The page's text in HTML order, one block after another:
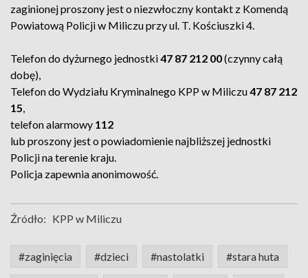
zaginionej proszony jest o niezwłoczny kontakt z Komendą
Powiatową Policji w Miliczu przy ul. T. Kościuszki 4.
Telefon do dyżurnego jednostki47 87 212 00(czynny całą
dobę),
Telefon do Wydziału Kryminalnego KPP w Miliczu47 87 212
15,
telefon alarmowy 112
lub proszony jest o powiadomienie najbliższej jednostki
Policji na terenie kraju.
Policja zapewnia anonimowość.
Źródło: KPP w Miliczu
#zaginięcia #dzieci #nastolatki #stara huta